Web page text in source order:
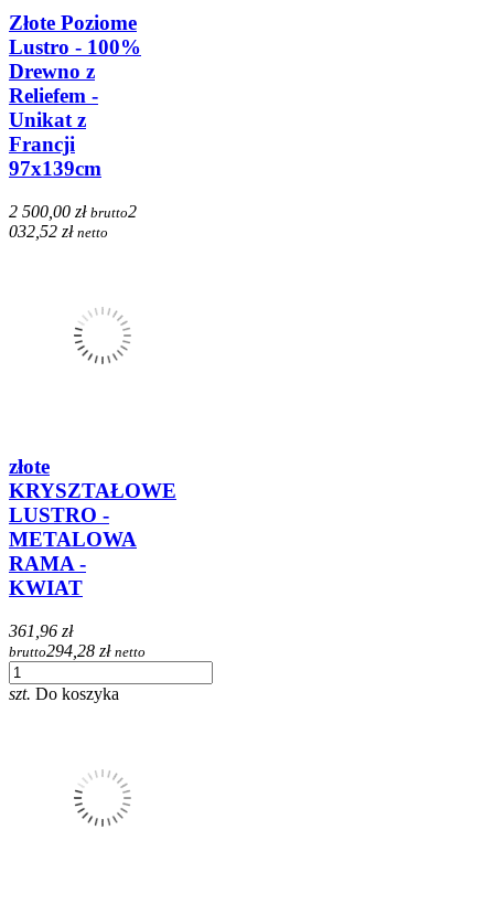
Złote Poziome
Lustro - 100%
Drewno z
Reliefem -
Unikat z
Francji
97x139cm
2 500,00 zł brutto2
032,52 zł netto
złote
KRYSZTAŁOWE
LUSTRO -
METALOWA
RAMA -
KWIAT
361,96 zł
brutto294,28 zł netto
szt. Do koszyka